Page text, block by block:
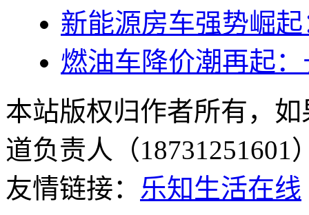
新能源房车强势崛
燃油车降价潮再起
本站版权归作者所有，
道负责人（
友情链接： 乐知生活在线